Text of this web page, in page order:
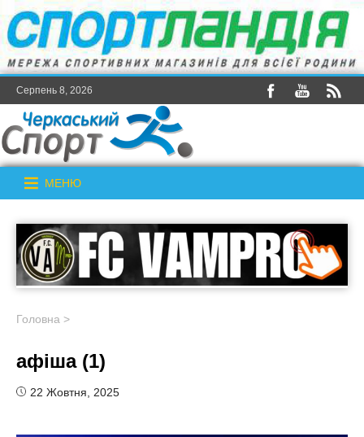
Серпень 8, 2026
МЕНЮ
Головна >
афіша (1)
22 Жовтня, 2025